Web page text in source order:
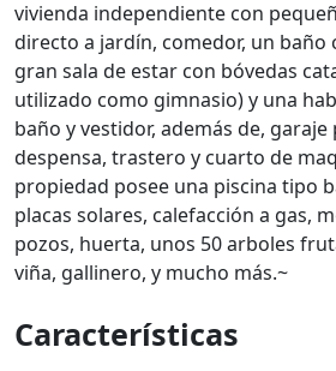
vivienda independiente con
directo a jardín, comedor, un baño
gran sala de estar con bóvedas
utilizado como gimnasio) y una
baño y vestidor, además de, garaje
despensa, trastero y cuarto de
propiedad posee una piscina tipo
placas solares, calefacción a gas,
pozos, huerta, unos 50 arboles
viña, gallinero, y mucho más.~
Características